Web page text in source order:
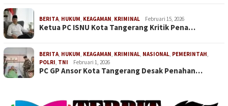
BERITA HUKUM KEAGAMAN KRIMINAL Februari 15, 2026
Ketua PC ISNU Kota Tangerang Kritik Pena…
BERITA HUKUM KEAGAMAN KRIMINAL NASIONAL PEMERINTAH
POLRI TNI Februari 1, 2026
PC GP Ansor Kota Tangerang Desak Penahan…